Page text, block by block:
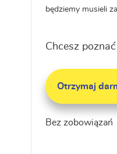
będziemy musieli
Chcesz
Otrzymaj
Bez zobowiązań